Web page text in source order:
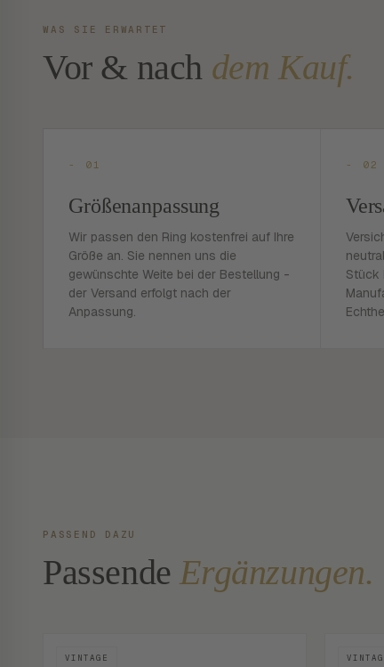
WAS SIE ERWARTET
Vor & nach dem Kauf.
- 01
Größenanpassung
Wir passen den Ring kostenfrei auf Ihre
Größe an. Sie nennen uns die
gewünschte Weite bei der Bestellung -
der Versand erfolgt nach der
Anpassung.
- 02
Stück
PASSEND DAZU
PassendeErgänzungen.
VINTAGE